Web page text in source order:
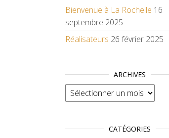
Bienvenue à La Rochelle 16
septembre 2025
Réalisateurs 26 février 2025
ARCHIVES
Archives
CATÉGORIES